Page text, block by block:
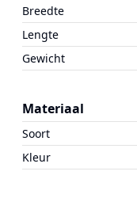
Breedte
Lengte
Gewicht
Materiaal
Soort
Kleur